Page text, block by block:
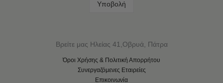
Υποβολή
Βρείτε μας Ηλείας 41,Οβρυά, Πάτρα
Όροι Χρήσης & Πολιτική Απορρήτου
Συνεργαζόμενες Εταιρείες
Επικοινωνία